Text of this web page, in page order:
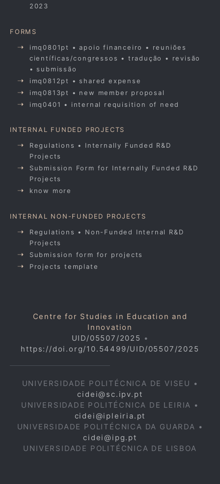
2023
FORMS
imq0801pt • apoio financeiro • reuniões
científicas/congressos • tradução • revisão
• submissão
imq0812pt • shared expense
imq0813pt • new member proposal
imq0401 • internal requisition of need
INTERNAL FUNDED PROJECTS
Regulations • Internally Funded R&D
Projects
Submission Form for Internally Funded R&D
Projects
know more
INTERNAL NON-FUNDED PROJECTS
Regulations • Non-Funded Internal R&D
Projects
Submission form for projects
Projects template
Centre for Studies in Education and
Innovation
UID/05507/2025 •
https://doi.org/10.54499/UID/05507/2025
UNIVERSIDADE POLITÉCNICA DE VISEU •
cidei@sc.ipv.pt
UNIVERSIDADE POLITÉCNICA DE LEIRIA •
cidei@ipleiria.pt
UNIVERSIDADE POLITÉCNICA DA GUARDA •
cidei@ipg.pt
UNIVERSIDADE POLITÉCNICA DE LISBOA